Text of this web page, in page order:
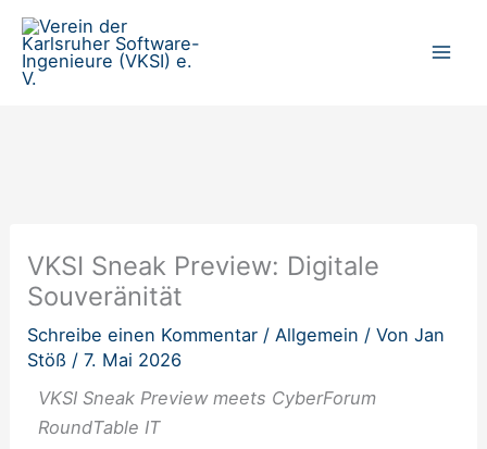
Zum
Inhalt
springen
VKSI Sneak Preview: Digitale
Souveränität
Schreibe einen Kommentar / Allgemein / VonJan
Stöß /7. Mai 2026
VKSI Sneak Preview meets CyberForum
RoundTable IT